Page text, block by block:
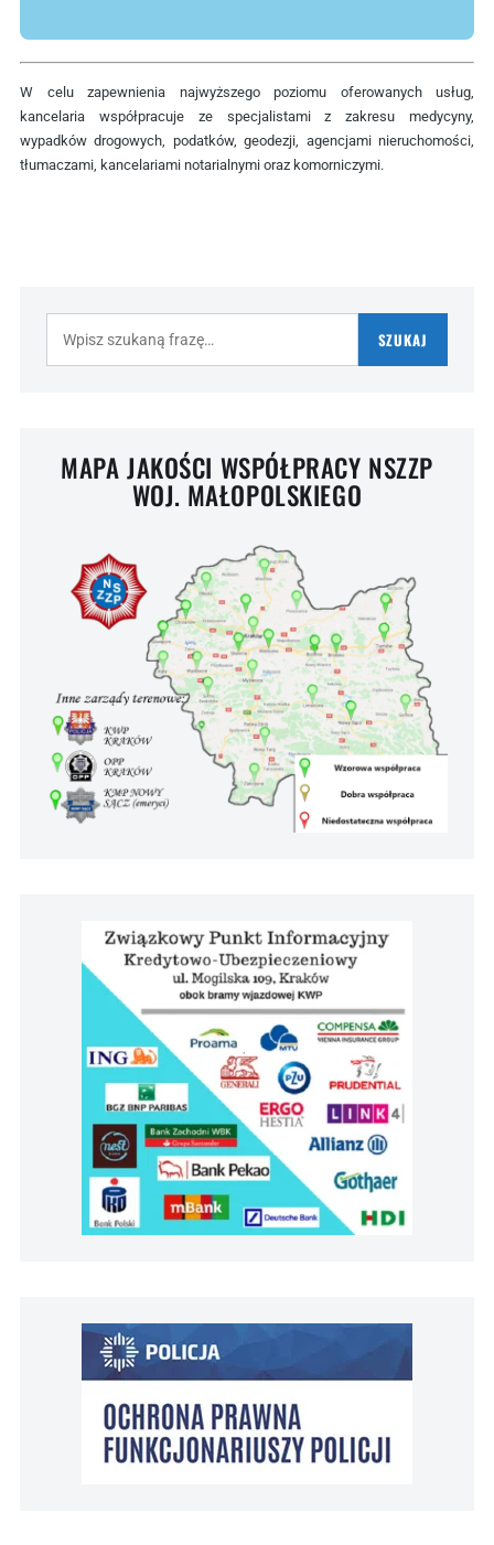
W celu zapewnienia najwyższego poziomu oferowanych usług,
kancelaria współpracuje ze specjalistami z zakresu medycyny,
wypadków drogowych, podatków, geodezji, agencjami nieruchomości,
tłumaczami, kancelariami notarialnymi oraz komorniczymi.
SZUKAJ
MAPA JAKOŚCI WSPÓŁPRACY NSZZP
WOJ. MAŁOPOLSKIEGO